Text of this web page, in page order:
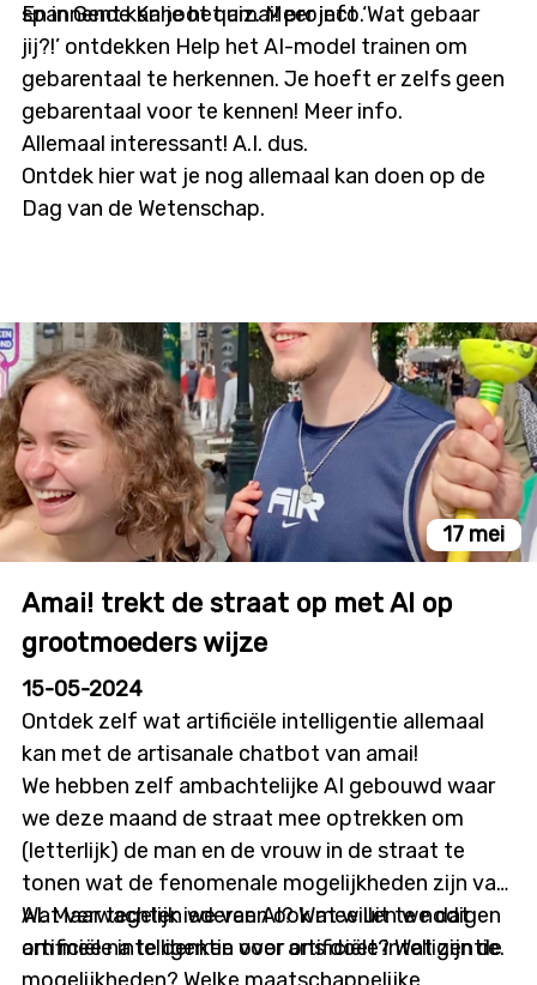
spannende Kahoot quiz. Meer info.
En in Gent kan je het amai! project ‘Wat gebaar
jij?!’ ontdekken Help het AI-model trainen om
gebarentaal te herkennen. Je hoeft er zelfs geen
gebarentaal voor te kennen! Meer info.
Allemaal interessant! A.I. dus.
Ontdek hier wat je nog allemaal kan doen op de
Dag van de Wetenschap.
17 mei
Amai! trekt de straat op met AI op
grootmoeders wijze
15-05-2024
Ontdek zelf wat artificiële intelligentie allemaal
kan met de artisanale chatbot van amai!
We hebben zelf ambachtelijke AI gebouwd waar
we deze maand de straat mee optrekken om
(letterlijk) de man en de vrouw in de straat te
tonen wat de fenomenale mogelijkheden zijn van
AI. Maar tegelijk iedereen ook mee uit te nodigen
om mee na te denken over artificiële intelligentie.
Wat verwachten we van AI? Wat willen we dat
artificiële intelligentie voor ons doet? Wat zijn de